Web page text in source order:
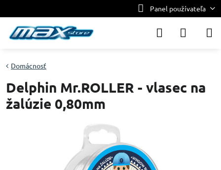
Panel používateľa
Domácnosť
Delphin Mr.ROLLER - vlasec na
žalúzie 0,80mm